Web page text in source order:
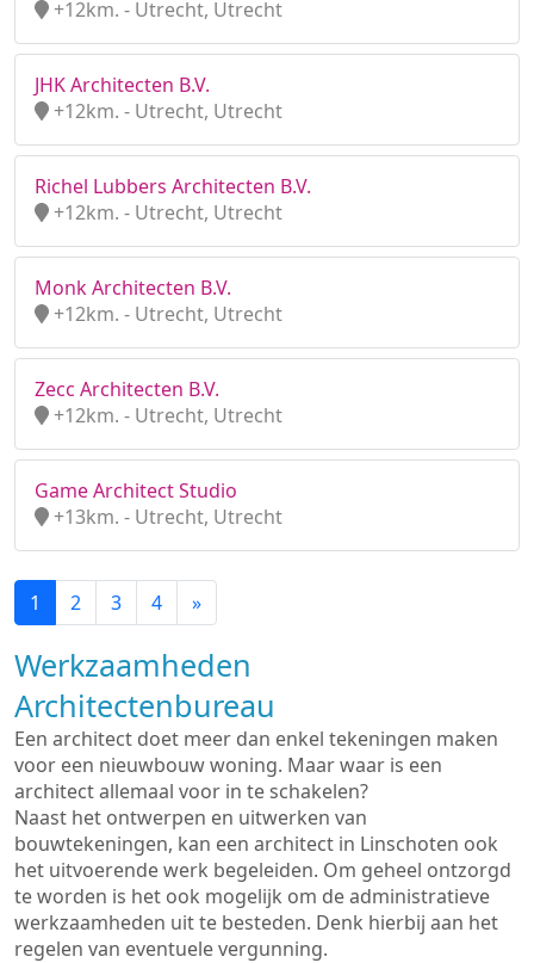
+12km. - Utrecht, Utrecht
JHK Architecten B.V.
+12km. - Utrecht, Utrecht
Richel Lubbers Architecten B.V.
+12km. - Utrecht, Utrecht
Monk Architecten B.V.
+12km. - Utrecht, Utrecht
Zecc Architecten B.V.
+12km. - Utrecht, Utrecht
Game Architect Studio
+13km. - Utrecht, Utrecht
1 2 3 4 »
Werkzaamheden
Architectenbureau
Een architect doet meer dan enkel tekeningen maken
voor een nieuwbouw woning. Maar waar is een
architect allemaal voor in te schakelen?
Naast het ontwerpen en uitwerken van
bouwtekeningen, kan een architect in Linschoten ook
het uitvoerende werk begeleiden. Om geheel ontzorgd
te worden is het ook mogelijk om de administratieve
werkzaamheden uit te besteden. Denk hierbij aan het
regelen van eventuele vergunning.